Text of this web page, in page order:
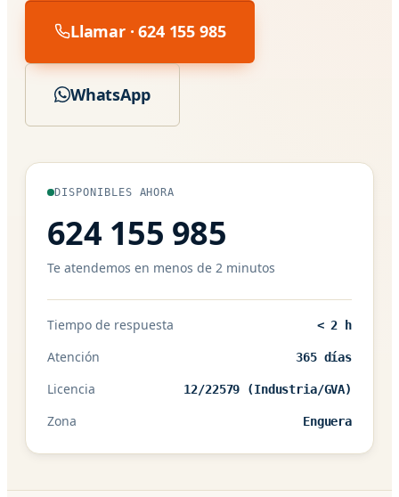
Llamar · 624 155 985
WhatsApp
DISPONIBLES AHORA
624 155 985
Te atendemos en menos de 2 minutos
Tiempo de respuesta < 2 h
Atención 365 días
Licencia 12/22579 (Industria/GVA)
Zona Enguera